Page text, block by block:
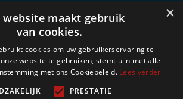
Groot-
Grote-
Grote-
Camerabewaking in Lauw
Camerabewaking in
Leopoldsburg
Camerabewaking in Leut
×
website maakt gebruik
van cookies.
cookies om uw gebruikerservaring te
website te gebruiken, stemt u in met alle
met ons Cookiebeleid. Lees verder
PRESTATIE